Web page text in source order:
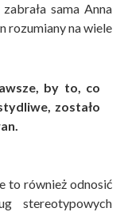
sama Anna
rozumiany na wiele
by to, co
zostało
to również odnosić
stereotypowych